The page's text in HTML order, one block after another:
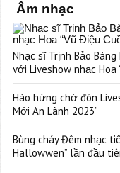
Âm nhạc
Nhạc sĩ Trịnh Bảo
với Liveshow nhạc Hoa
Hào hứng chờ đón
Mới An Lành 2023”
Bùng cháy Đêm nhạc
Hallowwen” lần đầu